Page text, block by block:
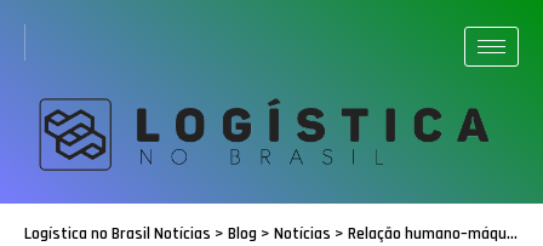
Logística no Brasil Notícias > Blog > Notícias > Relação humano–máquina ao volante: Confiar ou controlar na condução moderna?